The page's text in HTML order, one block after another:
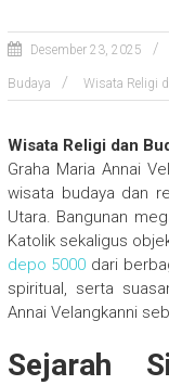
Desember 23, 2025
Budaya Wisata Religi
Wisata Religi dan
Graha Maria Annai
wisata budaya dan
Utara. Bangunan
Katolik sekaligus
depo 5000 dari
spiritual, serta
Annai Velangkanni
Sejarah